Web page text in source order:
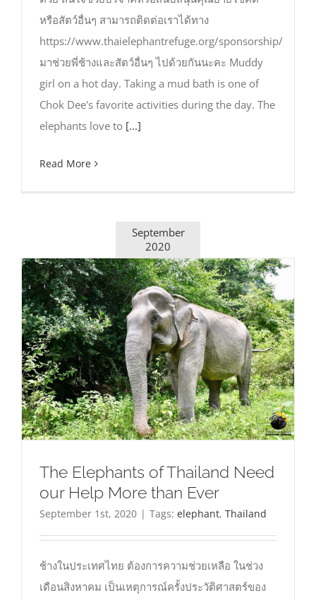
หรือสัตว์อื่นๆ สามารถติดต่อเราได้ทาง
https://www.thaielephantrefuge.org/sponsorship/
มาช่วยพี่ช้างและสัตว์อื่นๆ ไปด้วยกันนะคะ Muddy
girl on a hot day. Taking a mud bath is one of
Chok Dee's favorite activities during the day. The
elephants love to [...]
Read More
September
2020
The Elephants of Thailand Need
our Help More than Ever
September 1st, 2020 | Tags: elephant, Thailand
ช้างในประเทศไทย ต้องการความช่วยเหลือ ในช่วง
เดือนสิงหาคม เป็นเหตุการณ์ครั้งประวัติศาสตร์ของ